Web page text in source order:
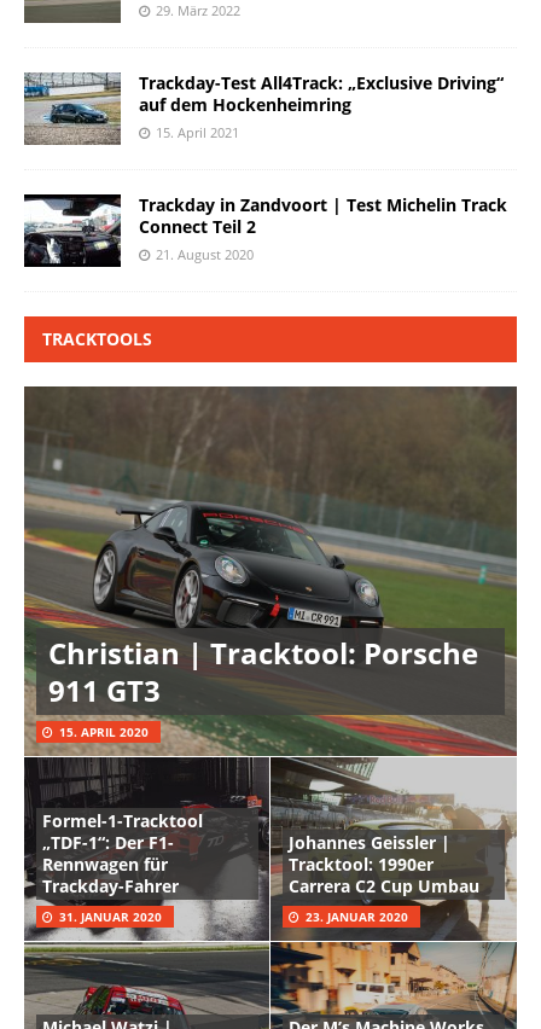
29. März 2022
Trackday-Test All4Track: „Exclusive Driving“
auf dem Hockenheimring
15. April 2021
Trackday in Zandvoort | Test Michelin Track
Connect Teil 2
21. August 2020
TRACKTOOLS
Christian | Tracktool: Porsche
911 GT3
15. APRIL 2020
Formel-1-Tracktool
„TDF-1“: Der F1-
Rennwagen für
Trackday-Fahrer
31. JANUAR 2020
Johannes Geissler |
Tracktool: 1990er
Carrera C2 Cup Umbau
23. JANUAR 2020